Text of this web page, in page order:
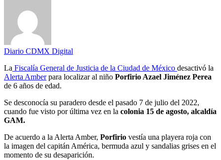
Diario CDMX Digital
La Fiscalía General de Justicia de la Ciudad de México desactivó la
Alerta Amberpara localizar al niño Porfirio Azael Jiménez Perea
de 6 años de edad.
Se desconocía su paradero desde el pasado 7 de julio del 2022,
cuando fue visto por última vez en la colonia 15 de agosto, alcaldía
GAM.
De acuerdo a la Alerta Amber, Porfirio vestía una playera roja con
la imagen del capitán América, bermuda azul y sandalias grises en el
momento de su desaparición.